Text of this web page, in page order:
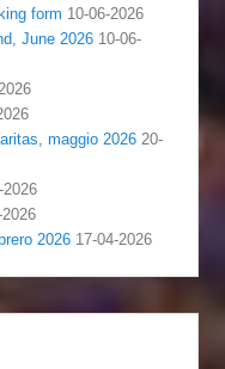
form 10-06-2026
June 2026 10-06-
maggio 2026 20-
2026
2026 17-04-2026